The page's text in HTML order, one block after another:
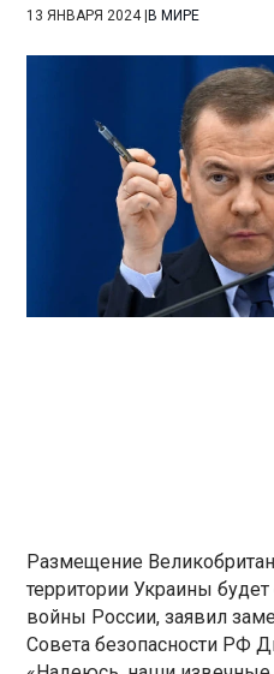
13 ЯНВАРЯ 2024|В МИРЕ
Размещение
территории Украины
войны России, заявил
Совета безопасности РФ